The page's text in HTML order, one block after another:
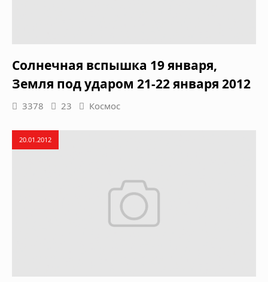
Солнечная вспышка 19 января,
Земля под ударом 21-22 января 2012
3378 23 Космос
20.01.2012